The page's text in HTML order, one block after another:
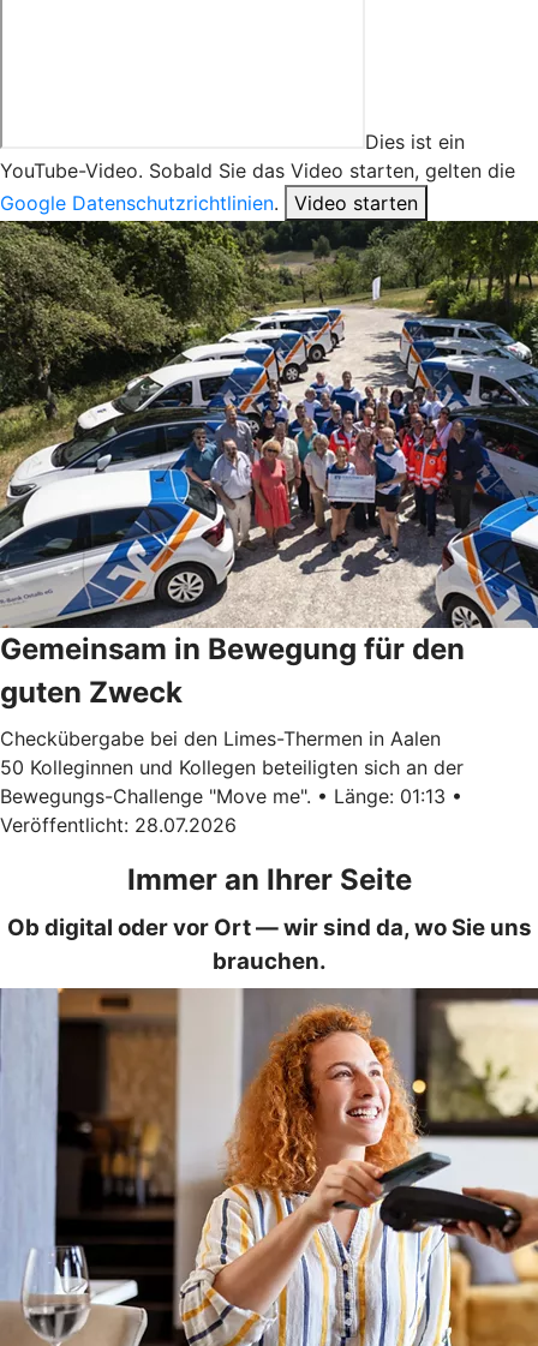
Dies ist ein
YouTube-Video. Sobald Sie das Video starten, gelten die
Google Datenschutzrichtlinien. Video starten
Gemeinsam in Bewegung für den
guten Zweck
Checkübergabe bei den Limes-Thermen in Aalen
50 Kolleginnen und Kollegen beteiligten sich an der
Bewegungs-Challenge "Move me". • Länge: 01:13 •
Veröffentlicht: 28.07.2026
Immer an Ihrer Seite
Ob digital oder vor Ort — wir sind da, wo Sie uns
brauchen.